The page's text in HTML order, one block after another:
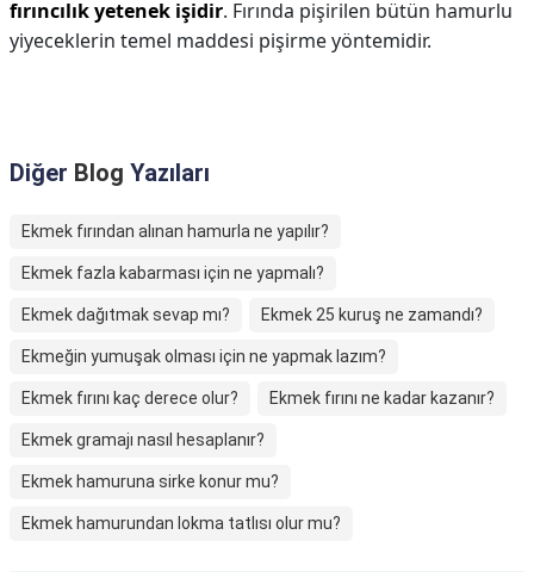
fırıncılık yetenek işidir. Fırında pişirilen bütün hamurlu
yiyeceklerin temel maddesi pişirme yöntemidir.
Diğer Blog Yazıları
Ekmek fırından alınan hamurla ne yapılır?
Ekmek fazla kabarması için ne yapmalı?
Ekmek dağıtmak sevap mı? Ekmek 25 kuruş ne zamandı?
Ekmeğin yumuşak olması için ne yapmak lazım?
Ekmek fırını kaç derece olur? Ekmek fırını ne kadar kazanır?
Ekmek gramajı nasıl hesaplanır?
Ekmek hamuruna sirke konur mu?
Ekmek hamurundan lokma tatlısı olur mu?